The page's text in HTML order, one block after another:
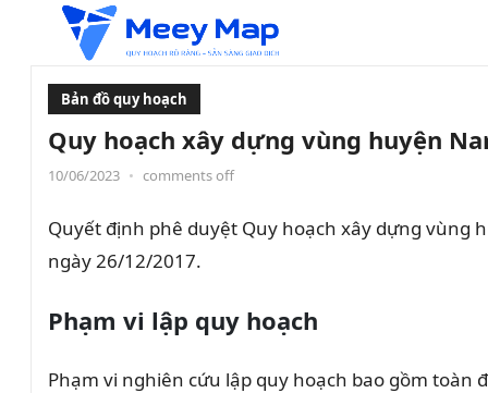
Bản đồ quy hoạch
Quy hoạch xây dựng vùng huyện
10/06/2023 • comments off
Quyết định phê duyệt Quy hoạch xây dựng vùng
ngày 26/12/2017.
Phạm vi lập quy hoạch
Phạm vi nghiên cứu lập quy hoạch bao gồm toàn